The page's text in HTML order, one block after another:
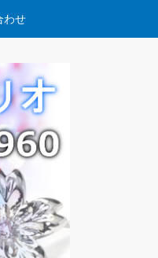
わせ